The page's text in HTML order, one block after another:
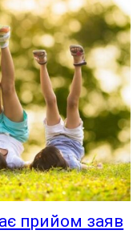
прийом заяв